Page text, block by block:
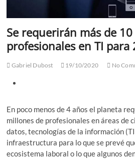
Se requerirán más de
profesionales en TI para
Gabriel Dubost 19/10/2020 No
En poco menos de 4 años el planeta
millones de profesionales en áreas de
datos, tecnologías de la información
infraestructura para lo que se prevé
ecosistema laboral o lo que algunos